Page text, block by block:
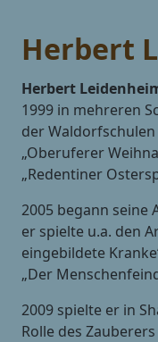
Herbert
Herbert
1999 in mehreren
der
„Oberuferer
„Redentiner
2005 begann seine
er spielte u.a. den
eingebildete
„Der
2009 spielte er in
Rolle des